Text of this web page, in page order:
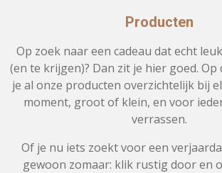
Producten
Op zoek naar een cadeau dat echt
(en te krijgen)? Dan zit je hier goed. Op
je al onze producten overzichtelijk bij
moment, groot of klein, en voor
verrassen.
Of je nu iets zoekt voor een
gewoon zomaar: klik rustig door en